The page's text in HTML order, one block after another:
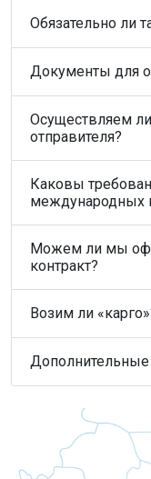
Обязательно ли
Документы для
Осуществляем
отправителя?
Каковы
международных
Можем ли мы
контракт?
Возим ли
Дополнительные